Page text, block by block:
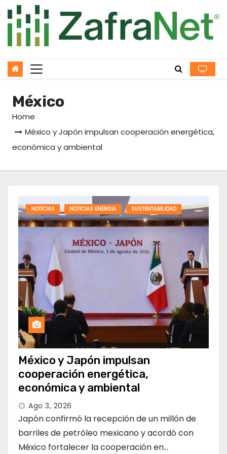
to
content
México
Home
México y Japón impulsan cooperación energética,
económica y ambiental
NOTICIAS NOTICIAS ENERGIA SUSTENTABILIDAD
México y Japón impulsan
cooperación energética,
económica y ambiental
Ago 3, 2026
Japón confirmó la recepción de un millón de
barriles de petróleo mexicano y acordó con
México fortalecer la cooperación en…